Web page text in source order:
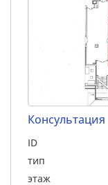
Консультация
ID
тип
этаж